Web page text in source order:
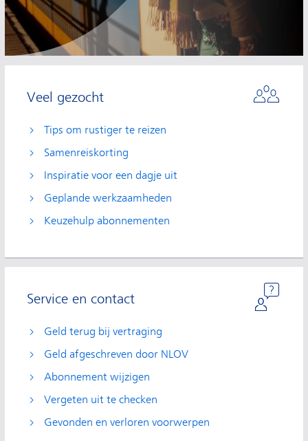
Veel gezocht
Tips om rustiger te reizen
Samenreiskorting
Inspiratie voor een dagje uit
Geplande werkzaamheden
Keuzehulp abonnementen
Service en contact
Geld terug bij vertraging
Geld afgeschreven door NLOV
Abonnement wijzigen
Vergeten uit te checken
Gevonden en verloren voorwerpen